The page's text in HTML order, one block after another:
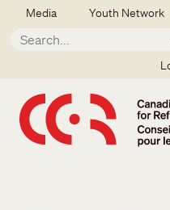
Skip to main content
Secondary menu
Media Youth Network